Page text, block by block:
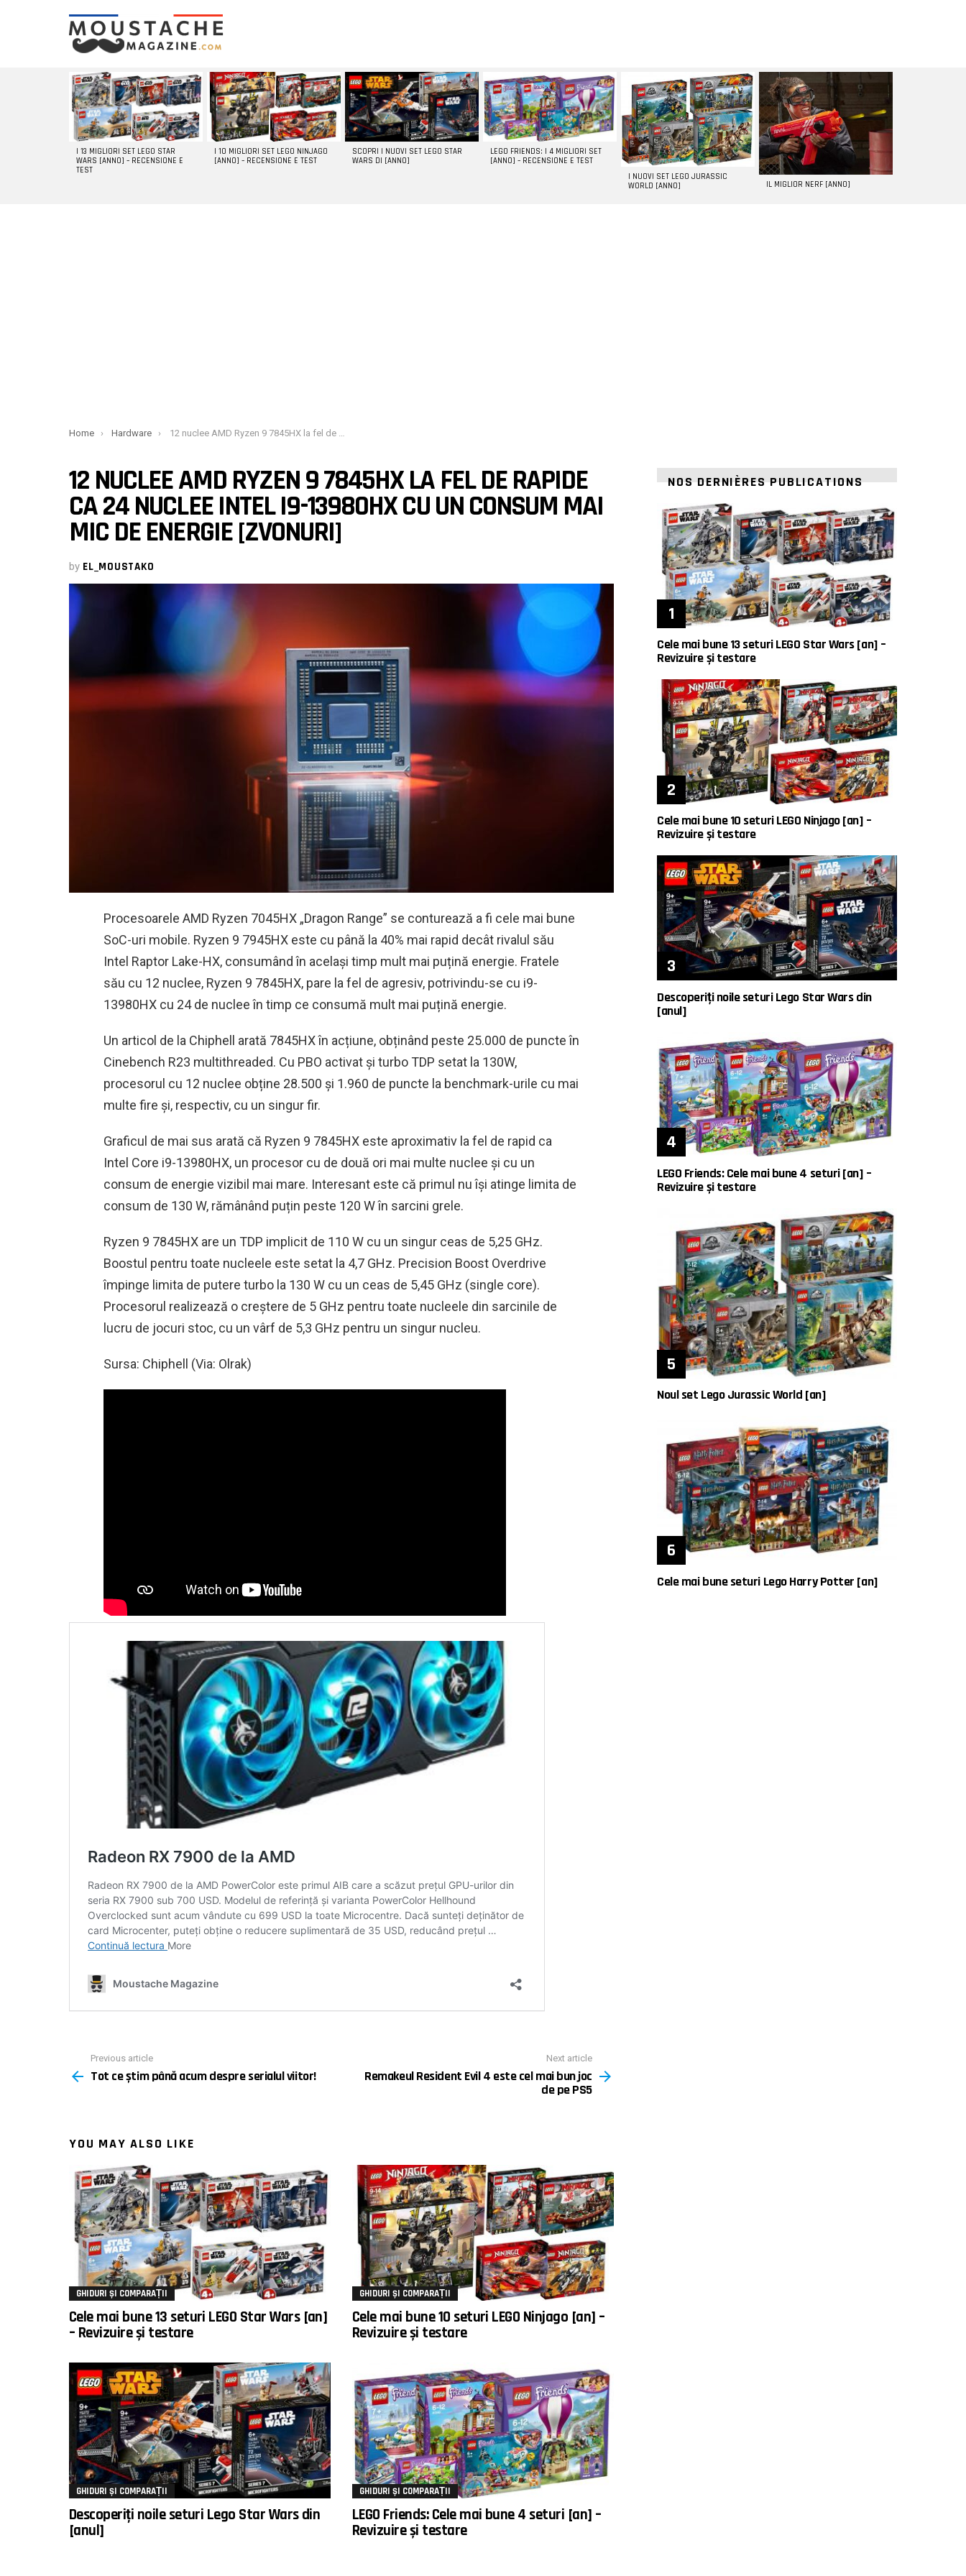
LATEST
STORIES
I 13 MIGLIORI SET LEGO STAR
WARS [ANNO] – RECENSIONE E
TEST
I 10 MIGLIORI SET LEGO NINJAGO
[ANNO] – RECENSIONE E TEST
SCOPRI I NUOVI SET LEGO STAR
WARS DI [ANNO]
LEGO FRIENDS: I 4 MIGLIORI SET
[ANNO] – RECENSIONE E TEST
I NUOVI SET LEGO JURASSIC
WORLD [ANNO]
IL MIGLIOR NERF [ANNO]
You are here:
Home Hardware 12 nuclee AMD Ryzen 9 7845HX la fel de rapide ca 24 nuclee Intel i9-13980HX cu un consum mai mic de energie [Zvonuri]
12 NUCLEE AMD RYZEN 9 7845HX LA FEL DE RAPIDE
CA 24 NUCLEE INTEL I9-13980HX CU UN CONSUM MAI
MIC DE ENERGIE [ZVONURI]
by EL_MOUSTAKO
Procesoarele AMD Ryzen 7045HX „Dragon Range” se conturează a fi cele mai bune
SoC-uri mobile. Ryzen 9 7945HX este cu până la 40% mai rapid decât rivalul său
Intel Raptor Lake-HX, consumând în același timp mult mai puțină energie. Fratele
său cu 12 nuclee, Ryzen 9 7845HX, pare la fel de agresiv, potrivindu-se cu i9-
13980HX cu 24 de nuclee în timp ce consumă mult mai puțină energie.
Un articol de la Chiphell arată 7845HX în acțiune, obținând peste 25.000 de puncte în
Cinebench R23 multithreaded. Cu PBO activat și turbo TDP setat la 130W,
procesorul cu 12 nuclee obține 28.500 și 1.960 de puncte la benchmark-urile cu mai
multe fire și, respectiv, cu un singur fir.
Graficul de mai sus arată că Ryzen 9 7845HX este aproximativ la fel de rapid ca
Intel Core i9-13980HX, un procesor cu de două ori mai multe nuclee și cu un
consum de energie vizibil mai mare. Interesant este că primul nu își atinge limita de
consum de 130 W, rămânând puțin peste 120 W în sarcini grele.
Ryzen 9 7845HX are un TDP implicit de 110 W cu un singur ceas de 5,25 GHz.
Boostul pentru toate nucleele este setat la 4,7 GHz. Precision Boost Overdrive
împinge limita de putere turbo la 130 W cu un ceas de 5,45 GHz (single core).
Procesorul realizează o creștere de 5 GHz pentru toate nucleele din sarcinile de
lucru de jocuri stoc, cu un vârf de 5,3 GHz pentru un singur nucleu.
Sursa: Chiphell (Via: Olrak)
more
Previous article
Tot ce știm până acum despre serialul viitor!
Next article
Remakeul Resident Evil 4 este cel mai bun joc
de pe PS5
YOU MAY ALSO LIKE
GHIDURI ȘI COMPARAȚII
Cele mai bune 13 seturi LEGO Star Wars [an]
– Revizuire și testare
GHIDURI ȘI COMPARAȚII
Cele mai bune 10 seturi LEGO Ninjago [an] –
Revizuire și testare
GHIDURI ȘI COMPARAȚII
Descoperiți noile seturi Lego Star Wars din
[anul]
GHIDURI ȘI COMPARAȚII
LEGO Friends: Cele mai bune 4 seturi [an] –
Revizuire și testare
NOS DERNIÈRES PUBLICATIONS
Cele mai bune 13 seturi LEGO Star Wars [an] –
Revizuire și testare
Cele mai bune 10 seturi LEGO Ninjago [an] –
Revizuire și testare
Descoperiți noile seturi Lego Star Wars din
[anul]
LEGO Friends: Cele mai bune 4 seturi [an] –
Revizuire și testare
Noul set Lego Jurassic World [an]
Cele mai bune seturi Lego Harry Potter [an]